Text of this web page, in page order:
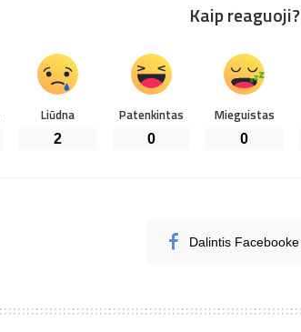
Kaip reaguoji?
Liūdna
2
Patenkintas
0
Mieguistas
0
Dalintis Facebooke